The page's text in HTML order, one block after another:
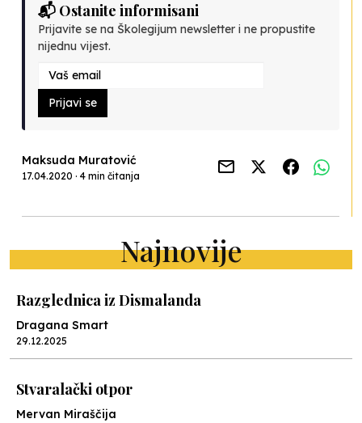
📬 Ostanite informisani
Prijavite se na Školegijum newsletter i ne propustite
nijednu vijest.
Prijavi se
Maksuda Muratović
17.04.2020 · 4 min čitanja
Najnovije
Razglednica iz Dismalanda
Dragana Smart
29.12.2025
Stvaralački otpor
Mervan Miraščija